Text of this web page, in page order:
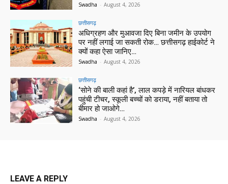
Swadha - August 4, 2026
छत्तीसगढ़
अधिग्रहण और मुआवजा दिए बिना जमीन के उपयोग
पर नहीं लगाई जा सकती रोक… छत्तीसगढ़ हाईकोर्ट ने
क्यों कहा ऐसा जानिए…
Swadha - August 4, 2026
छत्तीसगढ़
‘सोने की बाली कहां है’, लाल कपड़े में नारियल बांधकर
पहुंची टीचर, स्कूली बच्चों को डराया, नहीं बताया तो
बीमार हो जाओगे…
Swadha - August 4, 2026
LEAVE A REPLY